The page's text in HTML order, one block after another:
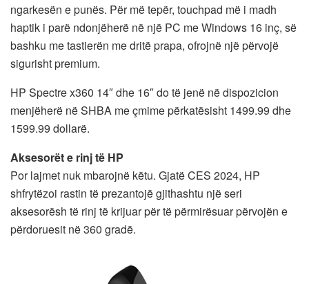
ngarkesën e punës. Për më tepër, touchpad më i madh
haptik i parë ndonjëherë në një PC me Windows 16 inç, së
bashku me tastierën me dritë prapa, ofrojnë një përvojë
sigurisht premium.
HP Spectre x360 14″ dhe 16″ do të jenë në dispozicion
menjëherë në SHBA me çmime përkatësisht 1499.99 dhe
1599.99 dollarë.
Aksesorët e rinj të HP
Por lajmet nuk mbarojnë këtu. Gjatë CES 2024, HP
shfrytëzoi rastin të prezantojë gjithashtu një seri
aksesorësh të rinj të krijuar për të përmirësuar përvojën e
përdoruesit në 360 gradë.